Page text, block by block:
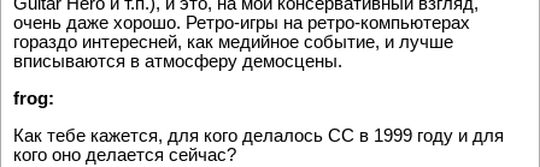
очень даже хорошо. Ретро-игры на ретро-компьютерах
гораздо интересней, как медийное событие, и лучше
вписываются в атмосферу демосцены.
frog:
Как тебе кажется, для кого делалось CC в 1999 году и для
кого оно делается сейчас?